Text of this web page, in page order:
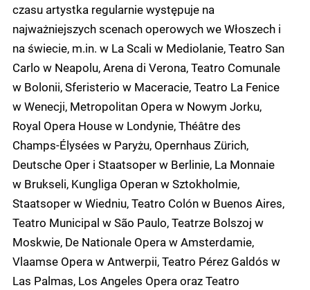
czasu artystka regularnie występuje na
najważniejszych scenach operowych we Włoszech i
na świecie, m.in. w La Scali w Mediolanie, Teatro San
Carlo w Neapolu, Arena di Verona, Teatro Comunale
w Bolonii, Sferisterio w Maceracie, Teatro La Fenice
w Wenecji, Metropolitan Opera w Nowym Jorku,
Royal Opera House w Londynie, Théâtre des
Champs-Élysées w Paryżu, Opernhaus Zürich,
Deutsche Oper i Staatsoper w Berlinie, La Monnaie
w Brukseli, Kungliga Operan w Sztokholmie,
Staatsoper w Wiedniu, Teatro Colón w Buenos Aires,
Teatro Municipal w São Paulo, Teatrze Bolszoj w
Moskwie, De Nationale Opera w Amsterdamie,
Vlaamse Opera w Antwerpii, Teatro Pérez Galdós w
Las Palmas, Los Angeles Opera oraz Teatro